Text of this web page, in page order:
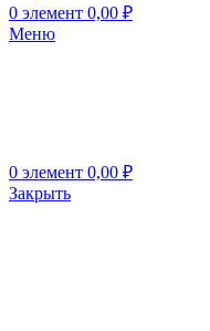
0 элемент 0,00 ₽
Меню
0 элемент 0,00 ₽
Закрыть